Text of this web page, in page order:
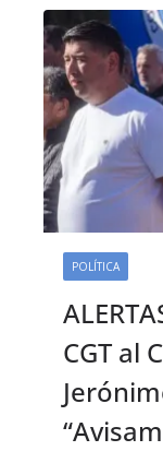
POLÍTICA
CGT al